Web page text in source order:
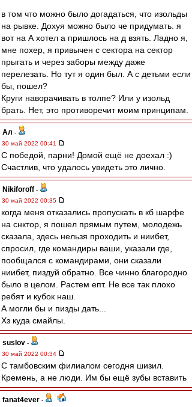
в том что можно было догадаться, что изольды
на рывке. Дохуя можно было че придумать. я
вот на А хотел а пришлось на д взять. Ладно я,
мне похер, я привычен с сектора на сектор
прыгать и через заборы между даже
перелезать. Но тут я один был. А с детьми если
бы, пошел?
Круги наворачивать в толпе? Или у изольд
брать. Нет, это противоречит моим принципам.
Ал -
30 май 2022 00:41
С победой, парни! Домой ещё не доехал :)
Счастлив, что удалось увидеть это лично.
Nikiforoff -
30 май 2022 00:35
когда меня отказались пропускать в кб шарфе
на снктор, я пошел прямым путем, молодежь
сказала, здесь нельзя проходить и ниибет,
спросил, где командиры ваши, указали где,
пообщался с командирами, они сказали
ниибет, пиздуй обратно. Все чинно благородно
было в целом. Растем епт. Не все так плохо
ребят и кубок наш.
А могли бы и пизды дать...
Хз куда смайлы.
suslov -
30 май 2022 00:34
С тамбовским филиалом сегодня шизил.
Кремень, а не люди. Им бы ещё зубы вставить
fanat4ever -